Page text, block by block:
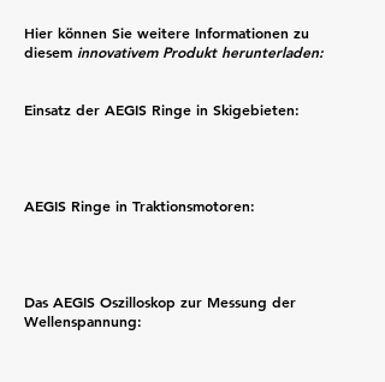
Hier können Sie weitere Informationen zu
diesem innovativem Produkt herunterladen:
Einsatz der AEGIS Ringe in Skigebieten:
AEGIS Ringe in Traktionsmotoren:
Das AEGIS Oszilloskop zur Messung der
Wellenspannung: